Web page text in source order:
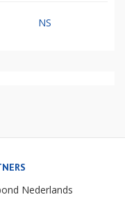
NS
Nederlands